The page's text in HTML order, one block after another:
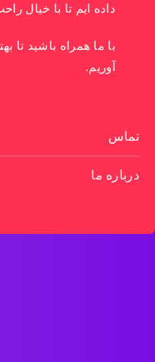
داده ایم تا با خیال
با ما همراه باشید تا
آوریم.
تماس
درباره ما